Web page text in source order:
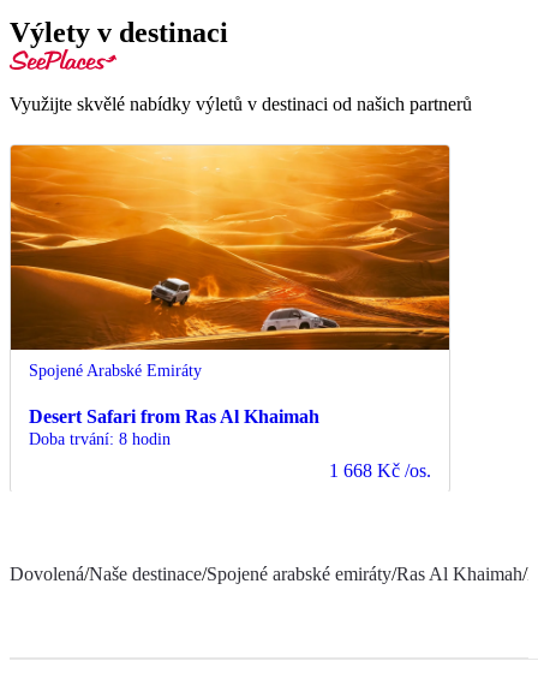
Výlety v destinaci
Využijte skvělé nabídky výletů v destinaci od našich partnerů
Spojené Arabské Emiráty
Desert Safari from Ras Al Khaimah
Doba trvání: 8 hodin
1 668 Kč /os.
Dovolená/Naše destinace/Spojené arabské emiráty/Ras Al Khaimah/